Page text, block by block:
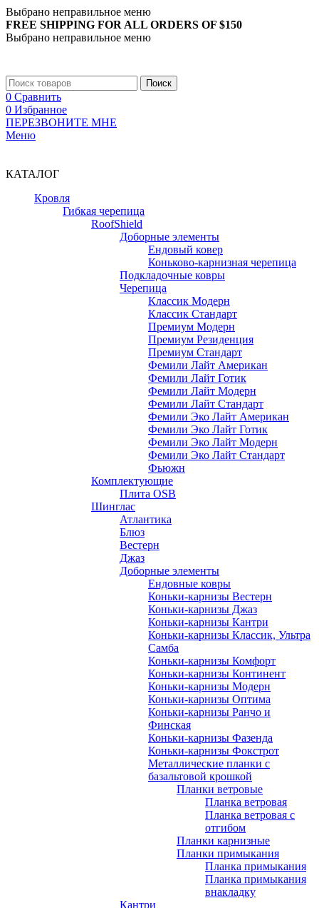
Выбрано неправильное меню
FREE SHIPPING FOR ALL ORDERS OF $150
Выбрано неправильное меню
Поиск
0 Сравнить
0 Избранное
ПЕРЕЗВОНИТЕ МНЕ
Меню
КАТАЛОГ
Кровля
Гибкая черепица
RoofShield
Доборные элементы
Ендовый ковер
Коньково-карнизная черепица
Подкладочные ковры
Черепица
Классик Модерн
Классик Стандарт
Премиум Модерн
Премиум Резиденция
Премиум Стандарт
Фемили Лайт Американ
Фемили Лайт Готик
Фемили Лайт Модерн
Фемили Лайт Стандарт
Фемили Эко Лайт Американ
Фемили Эко Лайт Готик
Фемили Эко Лайт Модерн
Фемили Эко Лайт Стандарт
Фьюжн
Комплектующие
Плита OSB
Шинглас
Атлантика
Блюз
Вестерн
Джаз
Доборные элементы
Ендовные ковры
Коньки-карнизы Вестерн
Коньки-карнизы Джаз
Коньки-карнизы Кантри
Коньки-карнизы Классик, Ультра
Самба
Коньки-карнизы Комфорт
Коньки-карнизы Континент
Коньки-карнизы Модерн
Коньки-карнизы Оптима
Коньки-карнизы Ранчо и
Финская
Коньки-карнизы Фазенда
Коньки-карнизы Фокстрот
Металлические планки с
базальтовой крошкой
Планки ветровые
Планка ветровая
Планка ветровая с
отгибом
Планки карнизные
Планки примыкания
Планка примыкания
Планка примыкания
внакладку
Кантри